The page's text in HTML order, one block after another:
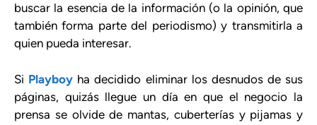
buscar la esencia de la información (o la opinión, que
también forma parte del periodismo) y transmitirla a
quien pueda interesar.
Si Playboy ha decidido eliminar los desnudos de sus
páginas, quizás llegue un día en que el negocio la
prensa se olvide de mantas, cuberterías y pijamas y